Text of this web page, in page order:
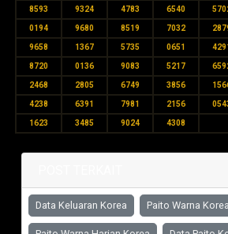
8593 9324 4783 6540
0194 9680 8519 7032
9658 1367 5735 0651
8720 0136 9083 5217
2468 2805 6749 3856
4238 6391 7981 2156
1623 3485 9024 4308
Data Keluaran Korea Paito Warna Korea